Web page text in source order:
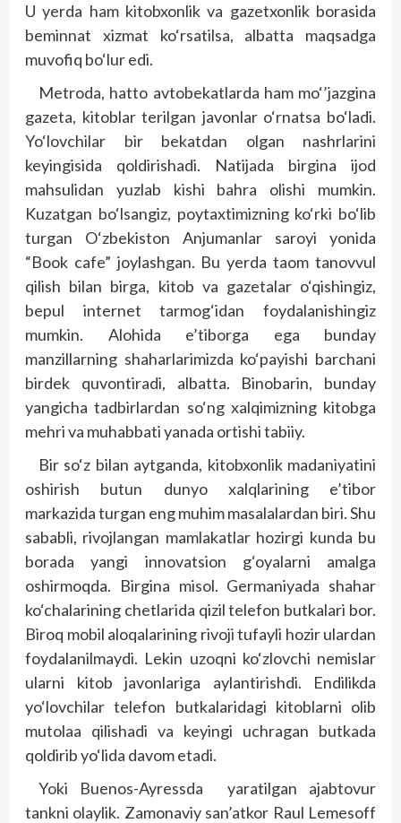
U yerda ham kitobxonlik va gazetxonlik borasida
beminnat xizmat ko‘rsatilsa, albatta maqsadga
muvofiq bo‘lur edi.
Metroda, hatto avtobekatlarda ham mo‘’jazgina
gazeta, kitoblar terilgan javonlar o‘rnatsa bo‘ladi.
Yo‘lovchilar bir bekatdan olgan nashrlarini
keyingisida qoldirishadi. Natijada birgina ijod
mahsulidan yuzlab kishi bahra olishi mumkin.
Kuzatgan bo‘lsangiz, poytaxtimizning ko‘rki bo‘lib
turgan O‘zbekiston Anjumanlar saroyi yonida
“Book cafe” joylashgan. Bu yerda taom tanovvul
qilish bilan birga, kitob va gazetalar o‘qishingiz,
bepul internet tarmog‘idan foydalanishingiz
mumkin. Alohida e’tiborga ega bunday
manzillarning shaharlarimizda ko‘payishi barchani
birdek quvontiradi, albatta. Binobarin, bunday
yangicha tadbirlardan so‘ng xalqimizning kitobga
mehri va muhabbati yanada ortishi tabiiy.
Bir so‘z bilan aytganda, kitobxonlik madaniyatini
oshirish butun dunyo xalqlarining e’tibor
markazida turgan eng muhim masalalardan biri. Shu
sababli, rivojlangan mamlakatlar hozirgi kunda bu
borada yangi innovatsion g‘oyalarni amalga
oshirmoqda. Birgina misol. Germaniyada shahar
ko‘chalarining chetlarida qizil telefon butkalari bor.
Biroq mobil aloqalarining rivoji tufayli hozir ulardan
foydalanilmaydi. Lekin uzoqni ko‘zlovchi nemislar
ularni kitob javonlariga aylantirishdi. Endilikda
yo‘lovchilar telefon butkalaridagi kitoblarni olib
mutolaa qilishadi va keyingi uchragan butkada
qoldirib yo‘lida davom etadi.
Yoki Buenos-Ayressda yaratilgan ajabtovur
tankni olaylik. Zamonaviy san’atkor Raul Lemesoff